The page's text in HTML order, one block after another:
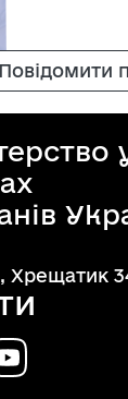
Повідомити
Хрещатик